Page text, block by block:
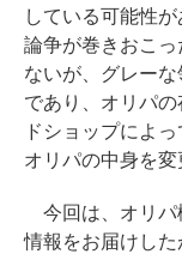
している可能性
論争が巻きおこ
ないが、グレー
であり、オリパ
ドショップによ
オリパの中身を変
今回は、オリパ
情報をお届けし